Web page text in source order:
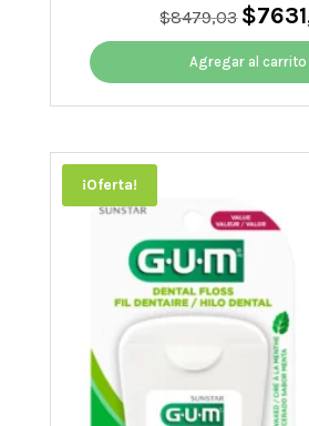
$8479,03 El
precio
original
era:
$
Agregar al carrito
¡Oferta!